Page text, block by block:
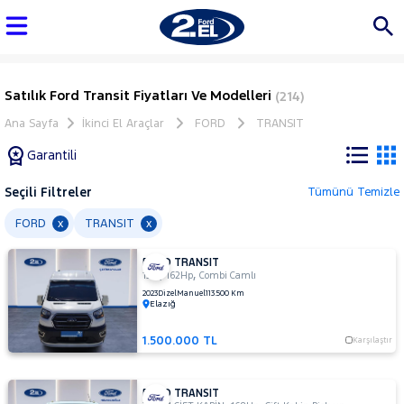
Satılık Ford Transit Fiyatları Ve Modelleri (214)
Ana Sayfa İkinci El Araçlar FORD TRANSIT
Garantili
Tüm
Araçlar
AUDI
BMC
BMW
BYD
Seçili Filtreler Tümünü Temizle
FORD x TRANSIT x
FORD TRANSIT
19+1 ,162Hp,Combi Camlı
2023DizelManuel113.500 Km
Elazığ
1.500.000 TL Karşılaştır
FORD TRANSIT